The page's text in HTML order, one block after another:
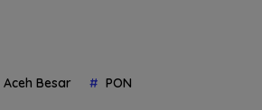
Besar PON